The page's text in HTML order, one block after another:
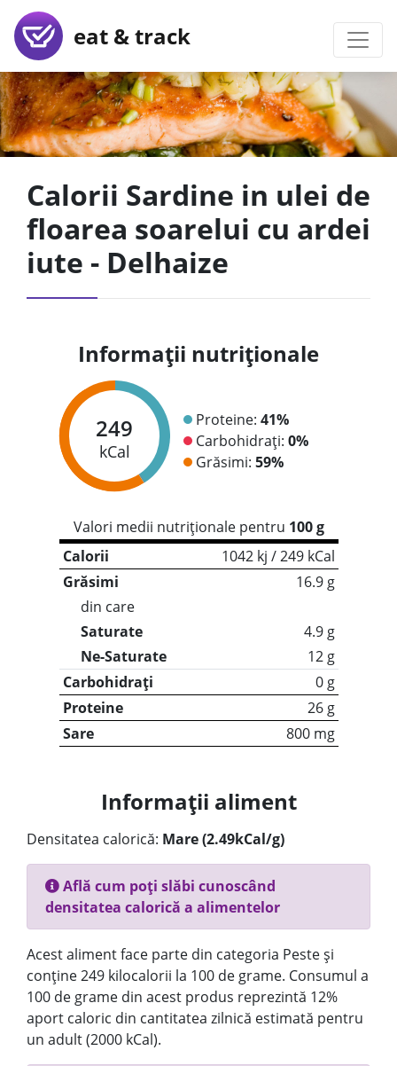
eat & track
Calorii Sardine in ulei de
floarea soarelui cu ardei
iute - Delhaize
Informații nutriționale
249
kCal
Proteine: 41%
Carbohidrați: 0%
Grăsimi: 59%
Valori medii nutriționale pentru 100 g
Calorii
1042 kj / 249 kCal
Grăsimi
16.9 g
din care
Saturate
4.9 g
Ne-Saturate
12 g
Carbohidrați
0 g
Proteine
26 g
Sare
800 mg
Informații aliment
Densitatea calorică: Mare (2.49kCal/g)
Află cum poți slăbi cunoscând
densitatea calorică a alimentelor
Acest aliment face parte din categoria Peste și
conține 249 kilocalorii la 100 de grame. Consumul a
100 de grame din acest produs reprezintă 12%
aport caloric din cantitatea zilnică estimată pentru
un adult (2000 kCal).